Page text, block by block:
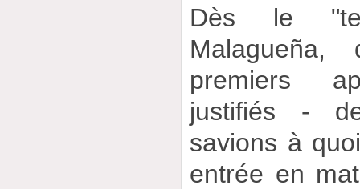
Dès le
premiers
justifiés -
savions à
entrée en